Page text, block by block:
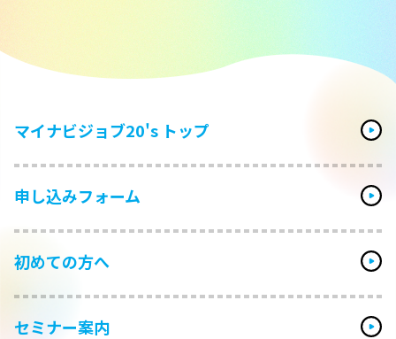
マイナビジョブ20's トップ
申し込みフォーム
初めての方へ
セミナー案内